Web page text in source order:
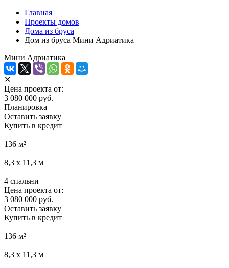
Главная
Проекты домов
Дома из бруса
Дом из бруса Мини Адриатика
Мини Адриатика
✕
Цена проекта от:
3 080 000 руб.
Планировка
Оставить заявку
Купить в кредит
136 м²
8,3 x 11,3 м
4 спальни
Цена проекта от:
3 080 000 руб.
Оставить заявку
Купить в кредит
136 м²
8,3 x 11,3 м